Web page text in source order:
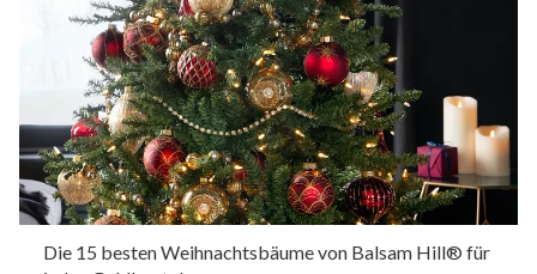
Die 15 besten Weihnachtsbäume von Balsam Hill® für